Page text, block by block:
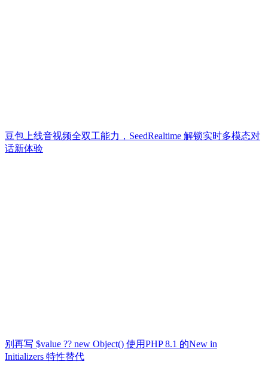
豆包上线音视频全双工能力，SeedRealtime 解锁实时多模态对
话新体验
别再写 $value ?? new Object() 使用PHP 8.1 的New in
Initializers 特性替代